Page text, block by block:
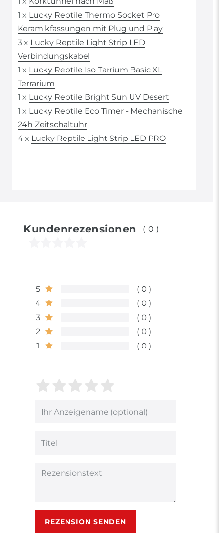
1 x Lucky Reptile Thermo Socket Pro
Keramikfassungen mit Plug und Play
3 x Lucky Reptile Light Strip LED
Verbindungskabel
1 x Lucky Reptile Iso Tarrium Basic XL
Terrarium
1 x Lucky Reptile Bright Sun UV Desert
1 x Lucky Reptile Eco Timer - Mechanische
24h Zeitschaltuhr
4 x Lucky Reptile Light Strip LED PRO
Kundenrezensionen (0)
5
0
4
0
3
0
2
0
1
0
Bewertungssterne
von
4
von
3
2
von
1
von
Bewertungssternen
Anzeigename
Rezensionstext
REZENSION SENDEN